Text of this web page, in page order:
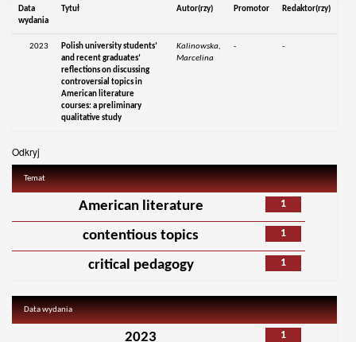
Data
wydania
Tytuł Autor(rzy) Promotor Redaktor(rzy)
2023
Polish university students’
and recent graduates’
reflections on discussing
controversial topics in
American literature
courses: a preliminary
qualitative study
Kalinowska,
Marcelina
- -
Odkryj
Temat
1
American literature
1
contentious topics
1
critical pedagogy
Data wydania
1
2023